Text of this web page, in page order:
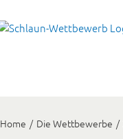
Home / Die Wettbewerbe /